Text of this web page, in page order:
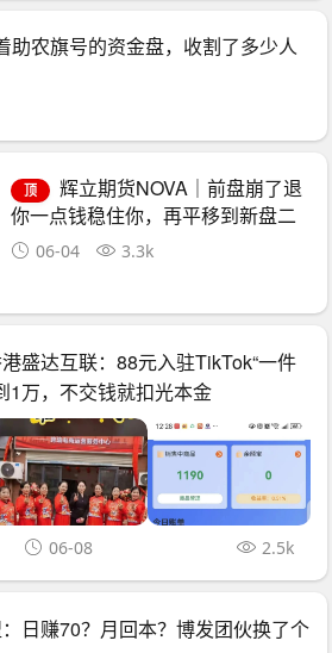
助农旗号的资金盘，收割了多少人
顶
辉立期货NOVA｜前盘崩了退
你一点钱稳住你，再平移到新盘二
次收割——诈骗团伙的“平移换壳流
水线”已跑了三次
06-04 3.3k
盛达互联：88元入驻TikTok“一件
1万，不交钱就扣光本金
06-08 2.5k
日赚70？月回本？博发团伙换了个